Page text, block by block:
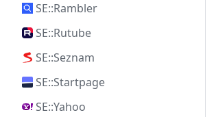
SE::Rambler
SE::Rutube
SE::Seznam
SE::Startpage
SE::Yahoo